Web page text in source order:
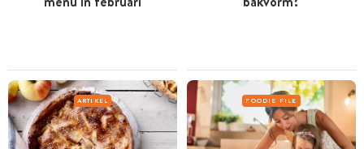
ARTIKEL FOODIE FILE